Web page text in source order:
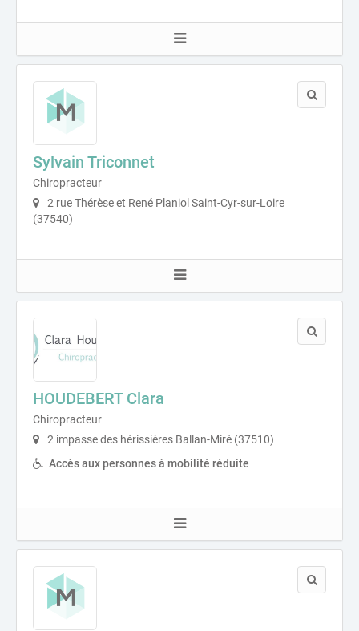
Sylvain Triconnet
Chiropracteur
2 rue Thérèse et René Planiol Saint-Cyr-sur-Loire
(37540)
HOUDEBERT Clara
Chiropracteur
2 impasse des hérissières Ballan-Miré (37510)
Accès aux personnes à mobilité réduite